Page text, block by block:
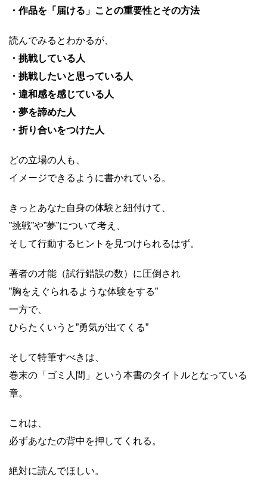
・作品を「届ける」ことの重要性とその方法
読んでみるとわかるが、
・挑戦している人
・挑戦したいと思っている人
・違和感を感じている人
・夢を諦めた人
・折り合いをつけた人
どの立場の人も、
イメージできるように書かれている。
きっとあなた自身の体験と紐付けて、
”挑戦”や”夢”について考え、
そして行動するヒントを見つけられるはず。
著者の才能（試行錯誤の数）に圧倒され
”胸をえぐられるような体験をする”
一方で、
ひらたくいうと”勇気が出てくる”
そして特筆すべきは、
巻末の「ゴミ人間」という本書のタイトルとなっている
章。
これは、
必ずあなたの背中を押してくれる。
絶対に読んでほしい。